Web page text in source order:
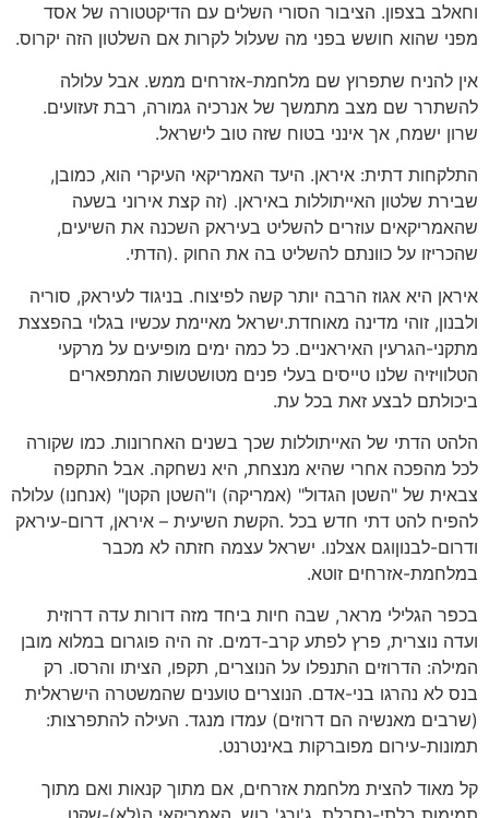
וחאלב בצפון. הציבור הסורי השלים עם הדיקטטורה של אסד
מפני שהוא חושש בפני מה שעלול לקרות אם השלטון הזה יקרוס.
אין להניח שתפרוץ שם מלחמת-אזרחים ממש. אבל עלולה
להשתרר שם מצב מתמשך של אנרכיה גמורה, רבת זעזועים.
שרון ישמח, אך אינני בטוח שזה טוב לישראל.
התלקחות דתית: איראן. היעד האמריקאי העיקרי הוא, כמובן,
שבירת שלטון האייתוללות באיראן. (זה קצת אירוני בשעה
שהאמריקאים עוזרים להשליט בעיראק השכנה את השיעים,
שהכריזו על כוונתם להשליט בה את החוק .(הדתי.
איראן היא אגוז הרבה יותר קשה לפיצוח. בניגוד לעיראק, סוריה
ולבנון, זוהי מדינה מאוחדת.ישראל מאיימת עכשיו בגלוי בהפצצת
מתקני-הגרעין האיראניים. כל כמה ימים מופיעים על מרקעי
הטלוויזיה שלנו טייסים בעלי פנים מטושטשות המתפארים
ביכולתם לבצע זאת בכל עת.
הלהט הדתי של האייתוללות שכך בשנים האחרונות. כמו שקורה
לכל מהפכה אחרי שהיא מנצחת, היא נשחקה. אבל התקפה
צבאית של "השטן הגדול" (אמריקה) ו"השטן הקטן" (אנחנו) עלולה
להפיח להט דתי חדש בכל .הקשת השיעית – איראן, דרום-עיראק
ודרום-לבנוןוגם אצלנו. ישראל עצמה חזתה לא מכבר
במלחמת-אזרחים זוטא.
בכפר הגלילי מראר, שבה חיות ביחד מזה דורות עדה דרוזית
ועדה נוצרית, פרץ לפתע קרב-דמים. זה היה פוגרום במלוא מובן
המילה: הדרוזים התנפלו על הנוצרים, תקפו, הציתו והרסו. רק
בנס לא נהרגו בני-אדם. הנוצרים טוענים שהמשטרה הישראלית
(שרבים מאנשיה הם דרוזים) עמדו מנגד. העילה להתפרצות:
תמונות-עירום מפוברקות באינטרנט.
קל מאוד להצית מלחמת אזרחים, אם מתוך קנאות ואם מתוך